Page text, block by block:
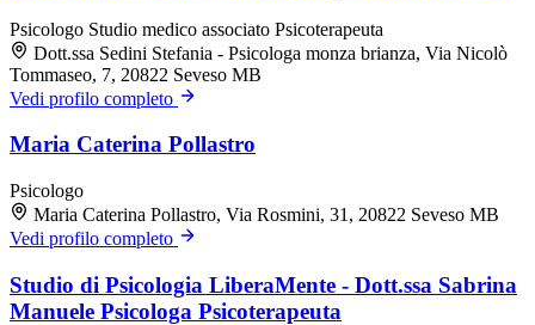
Psicologo Studio medico associato Psicoterapeuta
Dott.ssa Sedini Stefania - Psicologa monza brianza, Via Nicolò
Tommaseo, 7, 20822 Seveso MB
Vedi profilo completo
Maria Caterina Pollastro
Psicologo
Maria Caterina Pollastro, Via Rosmini, 31, 20822 Seveso MB
Vedi profilo completo
Studio di Psicologia LiberaMente - Dott.ssa Sabrina
Manuele Psicologa Psicoterapeuta